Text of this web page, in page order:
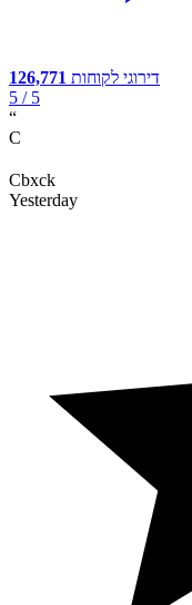
126,771 דירוגי לקוחות
5 / 5
“
C
Cbxck
Yesterday